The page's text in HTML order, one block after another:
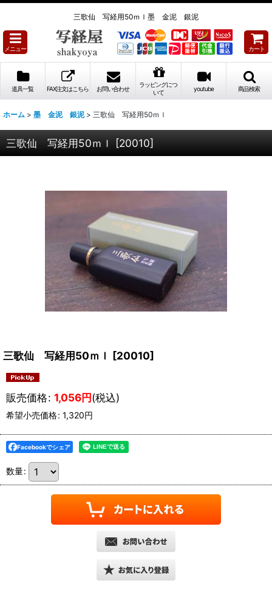
三歌仙 写経用50ｍｌ墨 金泥 銀泥
メニュー カート
道具一覧 FAX注文はこちら お問い合わせ
ラッピングにつ
いて
youtube 商品検索
ホーム > 墨 金泥 銀泥 > 三歌仙 写経用50ｍｌ
三歌仙 写経用50ｍｌ [20010]
三歌仙 写経用50ｍｌ [20010]
販売価格: 1,056円(税込)
希望小売価格: 1,320円
Facebookでシェア
数量: